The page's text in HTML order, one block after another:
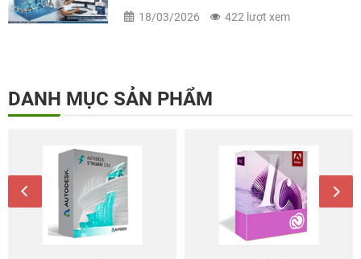
18/03/2026 422 lượt xem
DANH MỤC SẢN PHẨM